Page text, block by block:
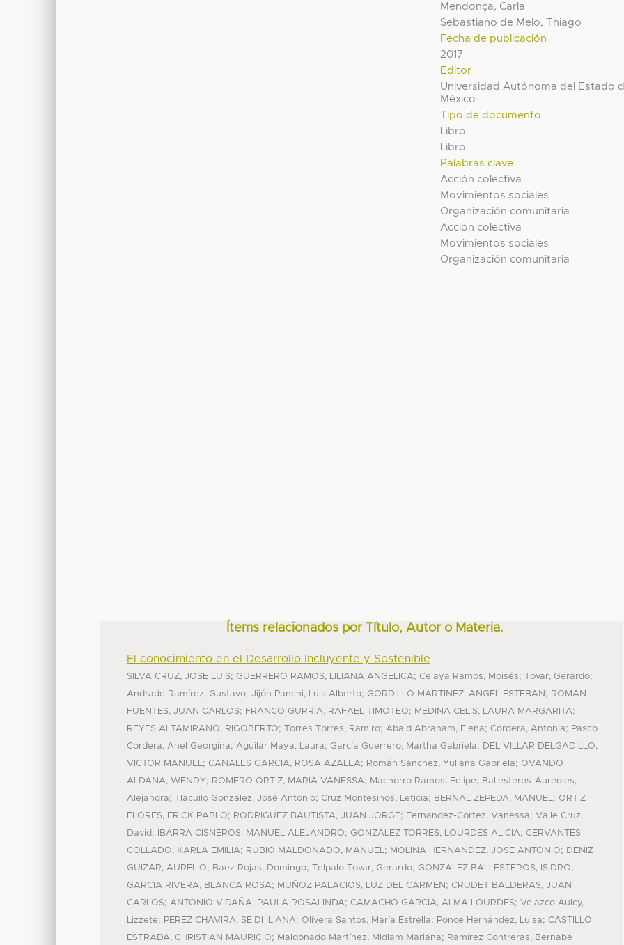
Mendonça, Carla
Sebastiano de Melo, Thiago
Fecha de publicación
2017
Editor
Universidad Autónoma del Estado
México
Tipo de documento
Libro
Libro
Palabras clave
Acción colectiva
Movimientos sociales
Organización comunitaria
Acción colectiva
Movimientos sociales
Organización comunitaria
Ítems relacionados por Título, Autor o Materia.
El conocimiento en el Desarrollo Incluyente y Sostenible
SILVA CRUZ, JOSE LUIS; GUERRERO RAMOS, LILIANA ANGELICA; Celaya Ramos, Moisés; Tovar, Gerardo;
Andrade Ramírez, Gustavo; Jijón Panchi, Luis Alberto; GORDILLO MARTINEZ, ANGEL ESTEBAN ; ROMAN
FUENTES, JUAN CARLOS; FRANCO GURRIA, RAFAEL TIMOTEO; MEDINA CELIS, LAURA MARGARITA;
REYES ALTAMIRANO, RIGOBERTO; Torres Torres, Ramiro; Abaid Abraham, Elena; Cordera, Antonia; Pasco
Cordera, Anel Georgina; Aguilar Maya, Laura; García Guerrero, Martha Gabriela; DEL VILLAR DELGADILLO,
VICTOR MANUEL; CANALES GARCIA, ROSA AZALEA; Román Sánchez, Yuliana Gabriela; OVANDO
ALDANA, WENDY; ROMERO ORTIZ, MARIA VANESSA; Machorro Ramos, Felipe; Ballesteros-Aureoles,
Alejandra; Tlacuilo González, José Antonio; Cruz Montesinos, Leticia; BERNAL ZEPEDA, MANUEL; ORTIZ
FLORES, ERICK PABLO; RODRIGUEZ BAUTISTA, JUAN JORGE; Fernandez-Cortez, Vanessa; Valle Cruz,
David; IBARRA CISNEROS, MANUEL ALEJANDRO; GONZALEZ TORRES, LOURDES ALICIA; CERVANTES
COLLADO, KARLA EMILIA; RUBIO MALDONADO, MANUEL; MOLINA HERNANDEZ, JOSE ANTONIO; DENIZ
GUIZAR, AURELIO; Baez Rojas, Domingo; Telpalo Tovar, Gerardo; GONZALEZ BALLESTEROS, ISIDRO;
GARCIA RIVERA, BLANCA ROSA; MUÑOZ PALACIOS, LUZ DEL CARMEN ; CRUDET BALDERAS, JUAN
CARLOS; ANTONIO VIDAÑA, PAULA ROSALINDA; CAMACHO GARCÍA, ALMA LOURDES; Velazco Aulcy,
Lizzete; PEREZ CHAVIRA, SEIDI ILIANA; Olivera Santos, María Estrella; Ponce Hernández, Luisa; CASTILLO
ESTRADA, CHRISTIAN MAURICIO; Maldonado Martínez, Midiam Mariana; Ramírez Contreras, Bernabé